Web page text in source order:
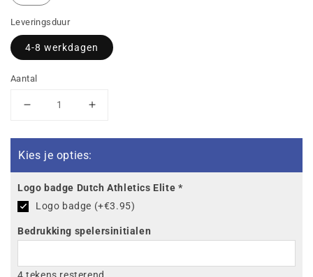
Leveringsduur
4-8 werkdagen
Aantal
Aantal
voor
Dutch
Athletics
Elite
Racing
Atletiektight
Kort
(Zwart)
Aantal
voor
Athletics
Elite
Racing
Atletiektight
Kort
(Zwart)
Kies je opties:
Logo badge Dutch Athletics Elite *
Logo badge (+€3.95)
Bedrukking spelersinitialen